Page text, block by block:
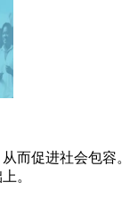
而促进社会包容。
。